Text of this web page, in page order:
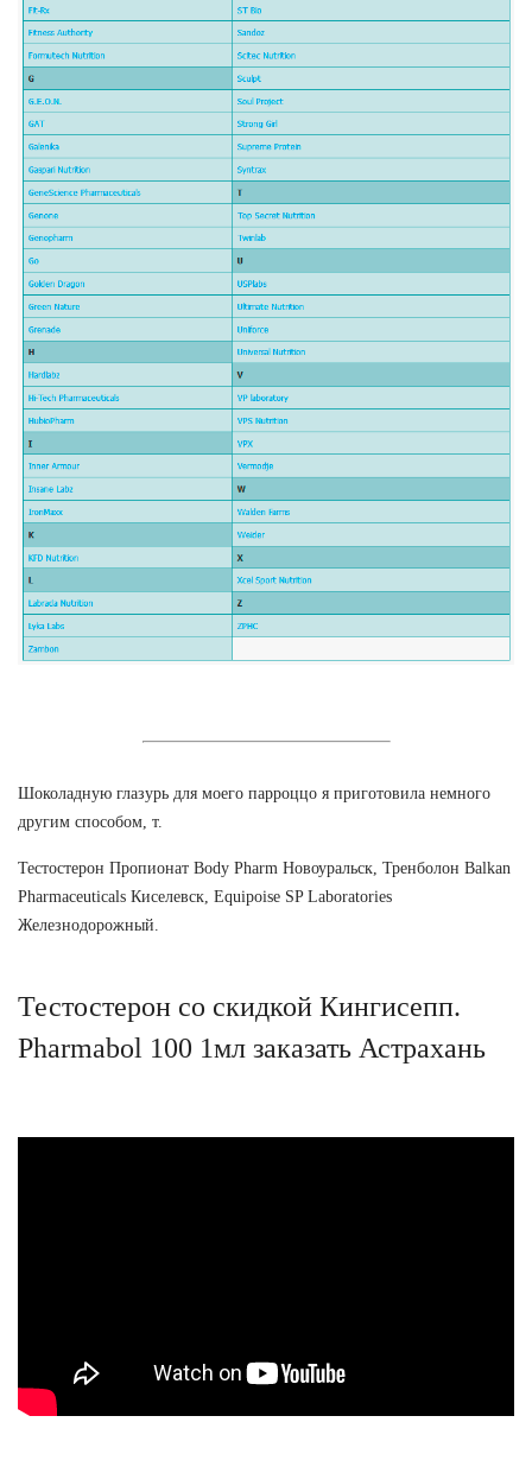
Шоколадную глазурь для моего парроццо я приготовила немного
другим способом, т.
Тестостерон Пропионат Body Pharm Новоуральск, Тренболон Balkan
Pharmaceuticals Киселевск, Equipoise SP Laboratories
Железнодорожный.
Тестостерон со скидкой Кингисепп.
Pharmabol 100 1мл заказать Астрахань